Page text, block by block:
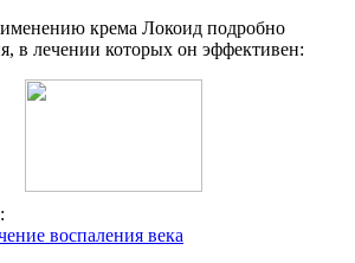
крема Локоид подробно
в лечении которых он эффективен:
воспаления века